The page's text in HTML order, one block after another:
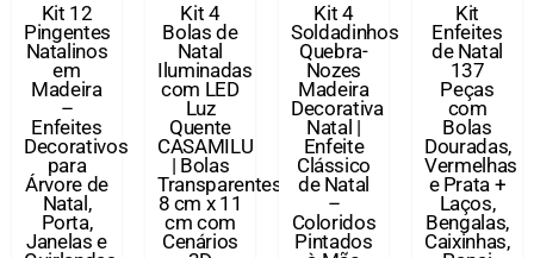
Kit 12
Pingentes
Natalinos
em
Madeira
–
Enfeites
Decorativos
para
Árvore de
Natal,
Porta,
Janelas e
Kit 4
Bolas de
Natal
Iluminadas
com LED
Luz
Quente
CASAMILU
| Bolas
Transparentes
8 cm x 11
cm com
Cenários
Kit 4
Soldadinhos
Quebra-
Nozes
Madeira
Decorativa
Natal |
Enfeite
Clássico
de Natal
–
Coloridos
Pintados
Kit
Enfeites
de Natal
137
Peças
com
Bolas
Douradas,
Vermelhas
e Prata +
Laços,
Bengalas,
Caixinhas,